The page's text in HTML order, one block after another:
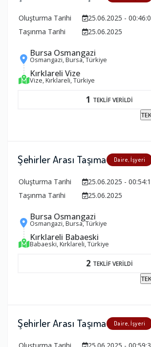
Oluşturma Tarihi
25.06.2025 -
Taşınma Tarihi
25.06.2025
Bursa Osmangazi
Osmangazi, Bursa, Türkiye
Kırklareli Vize
Vize, Kırklareli, Türkiye
1 TEKLİF VERİLDİ
Şehirler Arası Taşıma Daire, İşyeri
Oluşturma Tarihi
25.06.2025 -
Taşınma Tarihi
25.06.2025
Bursa Osmangazi
Osmangazi, Bursa, Türkiye
Kırklareli Babaeski
Babaeski, Kırklareli, Türkiye
2 TEKLİF VERİLDİ
Şehirler Arası Taşıma Daire, İşyeri